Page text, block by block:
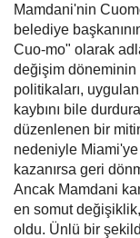
Mamdani'nin
belediye
Cuo-mo" olarak
değişim döneminin
politikaları,
kaybını bile
düzenlenen bir
nedeniyle
kazanırsa geri
Ancak Mamdani
en somut
oldu. Ünlü bir